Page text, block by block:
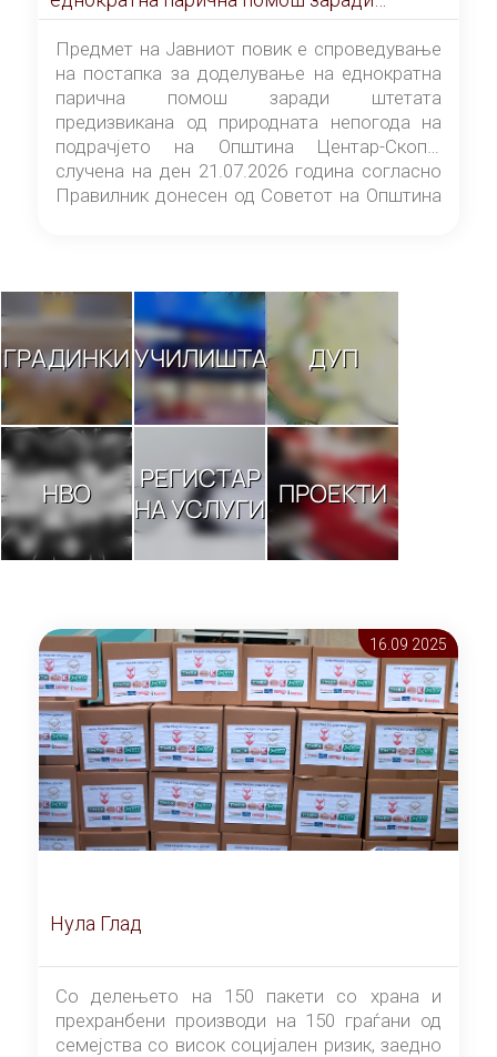
штетата предизвикана од природната
непогода на подрачјето на Општина
Центар-Скопје случена на ден 21.07.2026
година
Предмет на Јавниот повик е спроведување
на постапка за доделување на еднократна
парична помош заради штетата
предизвикана од природната непогода на
подрачјето на Општина Центар-Скопје
случена на ден 21.07.2026 година согласно
Правилник донесен од Советот на Општина
ГРАДИНКИУЧИЛИШТА ДУП
НВО
РЕГИСТАР
НА УСЛУГИ ПРОЕКТИ
16.09 2025
Нула Глад
Со делењето на 150 пакети со храна и
прехранбени производи на 150 граѓани од
семејства со висок социјален ризик, заедно